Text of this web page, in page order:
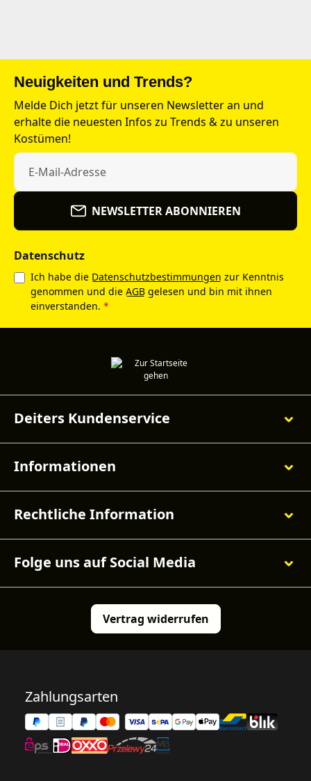
Neuigkeiten und Trends?
Melde Dich jetzt für unseren Newsletter an und
erhalte die neuesten Infos zu Trends & zu unseren
Kostümen!
NEWSLETTER ABONNIEREN
Datenschutz
Ich habe die Datenschutzbestimmungen zur Kenntnis
genommen und die AGB gelesen und bin mit ihnen
einverstanden. *
Deiters Kundenservice
Informationen
Rechtliche Information
Folge uns auf Social Media
Vertrag widerrufen
Zahlungsarten